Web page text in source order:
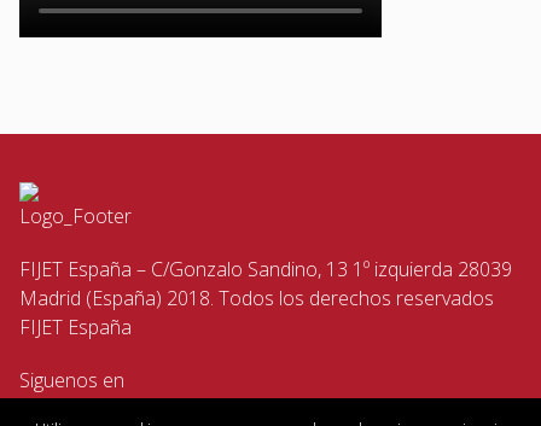
FIJET España – C/Gonzalo Sandino, 13 1º izquierda 28039
Madrid (España) 2018. Todos los derechos reservados
FIJET España
Siguenos en